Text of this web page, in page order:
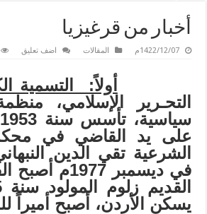
أخبار من قرغيزيا
1422/12/07م المقالات اضف تعليق
أولاً: التسمية
التحـرير
الإسلامي،
على يد القاضي في
الشرعية تقي الدين
في ديسمبر
يسكن الأردن، أصبح أميراً